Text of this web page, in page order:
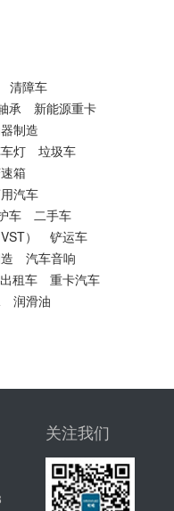
清障车
承
新能源重卡
制造
灯
垃圾车
箱
汽车
车
二手车
）
铲运车
汽车音响
出租车
重卡汽车
润滑油
关注我们